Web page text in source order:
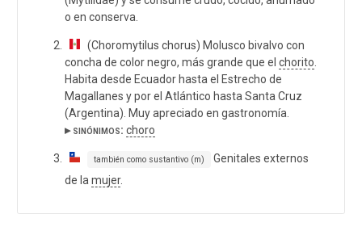
o en conserva.
(Choromytilus chorus) Molusco bivalvo con
concha de color negro, más grande que el chorito
Habita desde Ecuador hasta el Estrecho de
Magallanes y por el Atlántico hasta Santa Cruz
(Argentina). Muy apreciado en gastronomía.
▸ sinónimos: choro
también como sustantivo (m)
Genitales externos
de la mujer.